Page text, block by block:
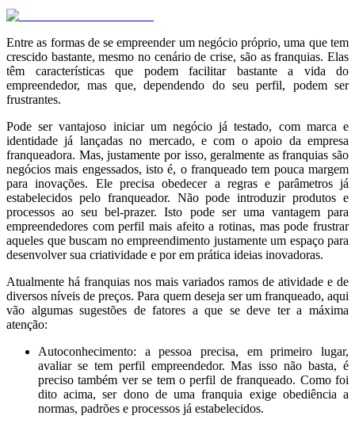
Entre as formas de se empreender um negócio próprio, uma que tem
crescido bastante, mesmo no cenário de crise, são as franquias. Elas
têm características que podem facilitar bastante a vida do
empreendedor, mas que, dependendo do seu perfil, podem ser
frustrantes.
Pode ser vantajoso iniciar um negócio já testado, com marca e
identidade já lançadas no mercado, e com o apoio da empresa
franqueadora. Mas, justamente por isso, geralmente as franquias são
negócios mais engessados, isto é, o franqueado tem pouca margem
para inovações. Ele precisa obedecer a regras e parâmetros já
estabelecidos pelo franqueador. Não pode introduzir produtos e
processos ao seu bel-prazer. Isto pode ser uma vantagem para
empreendedores com perfil mais afeito a rotinas, mas pode frustrar
aqueles que buscam no empreendimento justamente um espaço para
desenvolver sua criatividade e por em prática ideias inovadoras.
Atualmente há franquias nos mais variados ramos de atividade e de
diversos níveis de preços. Para quem deseja ser um franqueado, aqui
vão algumas sugestões de fatores a que se deve ter a máxima
atenção:
Autoconhecimento: a pessoa precisa, em primeiro lugar,
avaliar se tem perfil empreendedor. Mas isso não basta, é
preciso também ver se tem o perfil de franqueado. Como foi
dito acima, ser dono de uma franquia exige obediência a
normas, padrões e processos já estabelecidos.